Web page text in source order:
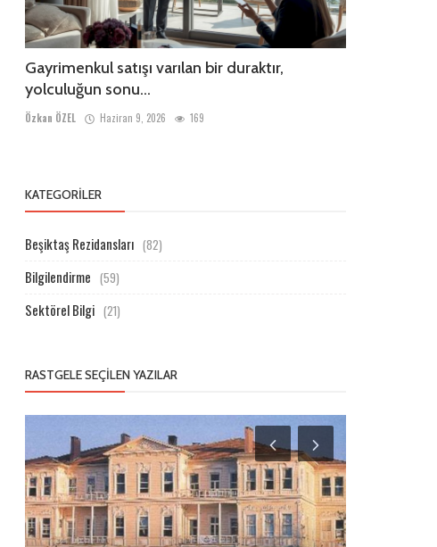
Gayrimenkul satışı varılan bir duraktır,
yolculuğun sonu...
Özkan ÖZEL Haziran 9, 2026 169
KATEGORILER
Beşiktaş Rezidansları (82)
Bilgilendirme (59)
Sektörel Bilgi (21)
RASTGELE SEÇILEN YAZILAR